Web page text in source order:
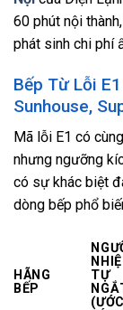
60 phút nội
phát sinh chi phí
Bếp Từ Lỗi
Sunhouse,
Mã lỗi E1 có
nhưng ngưỡng
có sự khác biệt
dòng bếp phổ
HÃNG
BẾP
TỰ
(ƯỚC